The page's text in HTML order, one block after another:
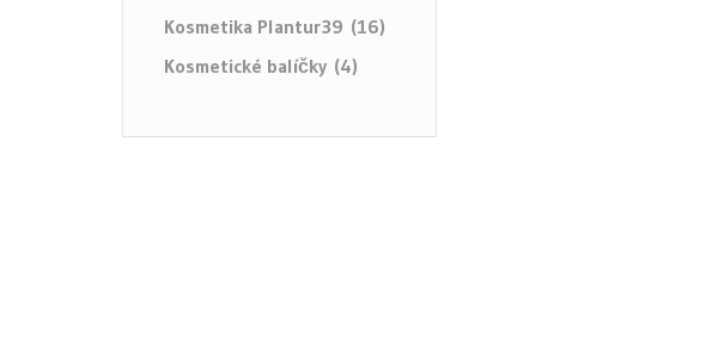
Kosmetika Plantur39 (16)
Kosmetické balíčky (4)